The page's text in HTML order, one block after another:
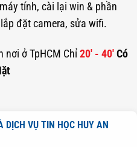
tính, cài lại win & phần
đặt camera, sửa wifi.
nơi ở TpHCM Chỉ 20' - 40' Có
DỊCH VỤ TIN HỌC HUY AN